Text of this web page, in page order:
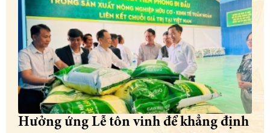
Hưởng ứng Lễ tôn vinh để khẳng định